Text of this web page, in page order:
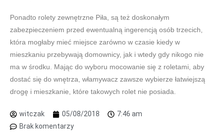
Ponadto rolety zewnętrzne Piła, są też doskonałym
zabezpieczeniem przed ewentualną ingerencją osób trzecich,
która mogłaby mieć miejsce zarówno w czasie kiedy w
mieszkaniu przebywają domownicy, jak i wtedy gdy nikogo nie
ma w środku. Mając do wyboru mocowanie się z roletami, aby
dostać się do wnętrza, włamywacz zawsze wybierze łatwiejszą
drogę i mieszkanie, które takowych rolet nie posiada.
witczak 05/08/2018
7:46 am
Brak komentarzy